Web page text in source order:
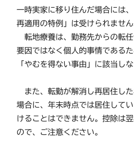
一時実家に移り住んだ場合には
再適用の特例」は受けられません
転地療養は、勤務先からの転
要因ではなく個人的事情である
「やむを得ない事由」に該当し
また、転勤が解消し再居住し
場合に、年末時点では居住して
けることはできません。控除は
ので、ご注意ください。